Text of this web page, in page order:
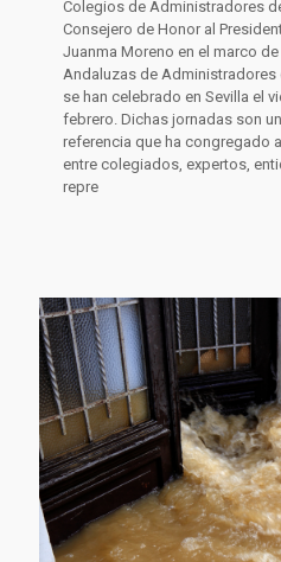
Colegios de Administradores
Consejero de Honor al
Juanma Moreno en el marco
Andaluzas de
se han celebrado en Sevilla el
febrero. Dichas jornadas son
referencia que ha congregado
entre colegiados, expertos,
repre